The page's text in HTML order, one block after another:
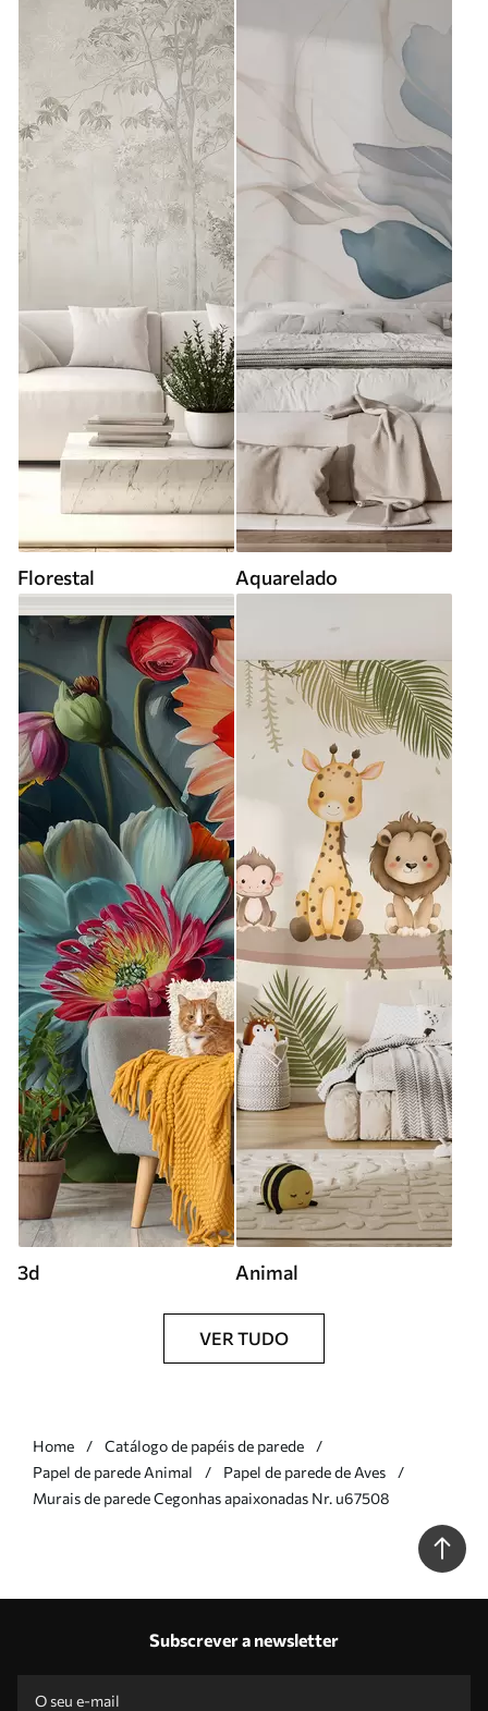
Florestal Aquarelado
3d Animal
VER TUDO
Home
Catálogo de papéis de parede
Papel de parede Animal
Papel de parede de Aves
Murais de parede Cegonhas apaixonadas Nr. u67508
Subscrever a newsletter